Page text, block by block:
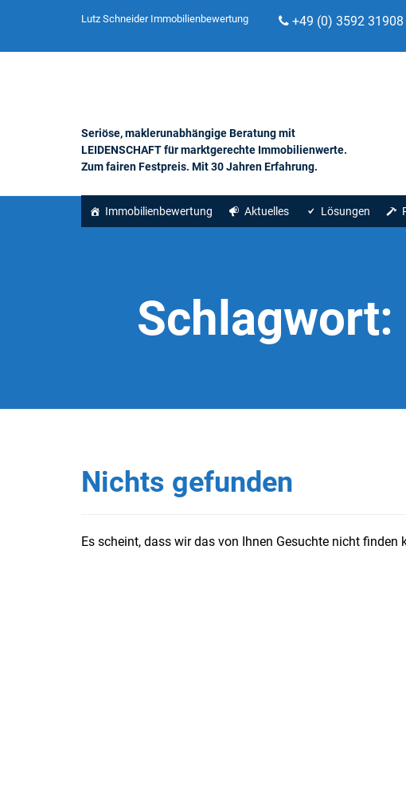
Lutz Schneider Immobilienbewertung +49 (0) 3592 31908
Seriöse, maklerunabhängige Beratung mit
LEIDENSCHAFT für marktgerechte Immobilienwerte.
Zum fairen Festpreis. Mit 30 Jahren Erfahrung.
Immobilienbewertung Aktuelles Lösungen
Schlagwort:
Nichts gefunden
Es scheint, dass wir das von Ihnen Gesuchte nicht finden